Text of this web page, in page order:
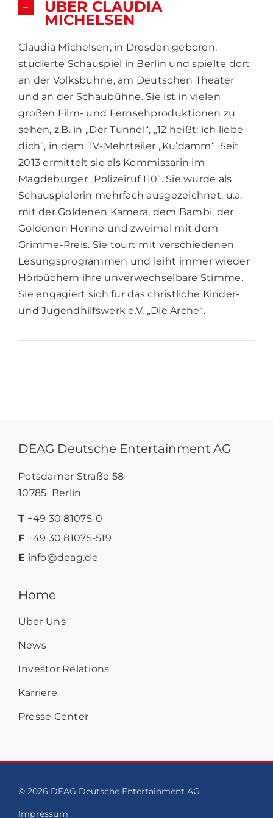
ÜBER CLAUDIA
MICHELSEN
Claudia Michelsen, in Dresden geboren,
studierte Schauspiel in Berlin und spielte dort
an der Volksbühne, am Deutschen Theater
und an der Schaubühne. Sie ist in vielen
großen Film- und Fernsehproduktionen zu
sehen, z.B. in „Der Tunnel“, „12 heißt: ich liebe
dich“, in dem TV-Mehrteiler „Ku’damm“. Seit
2013 ermittelt sie als Kommissarin im
Magdeburger „Polizeiruf 110“. Sie wurde als
Schauspielerin mehrfach ausgezeichnet, u.a.
mit der Goldenen Kamera, dem Bambi, der
Goldenen Henne und zweimal mit dem
Grimme-Preis. Sie tourt mit verschiedenen
Lesungsprogrammen und leiht immer wieder
Hörbüchern ihre unverwechselbare Stimme.
Sie engagiert sich für das christliche Kinder-
und Jugendhilfswerk e.V. „Die Arche“.
DEAG Deutsche Entertainment AG
Potsdamer Straße 58
10785 Berlin
T +49 30 81075-0
F +49 30 81075-519
E info@deag.de
Home
Über Uns
News
Investor Relations
Karriere
Presse Center
© 2026 DEAG Deutsche Entertainment AG
Impressum